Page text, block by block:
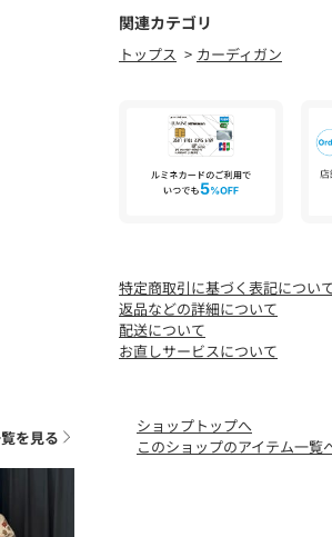
ポケット：なし
裏地：なし
透け感：なし
関連カテゴリ
トップス カーディガン
特定商取引に基づく表記につい
返品などの詳細について
配送について
お直しサービスについて
を見る
ショップトップへ
このショップのアイテム一覧